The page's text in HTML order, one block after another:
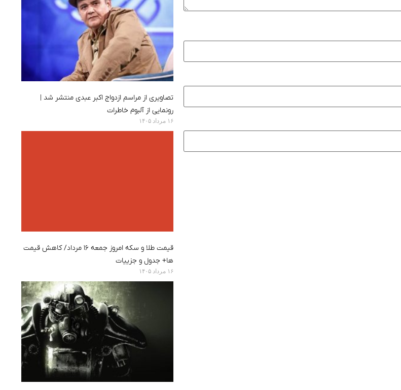
تصاویری از مراسم ازدواج اکبر عبدی منتشر شد |
رونمایی از آلبوم خاطرات
۱۶ مرداد ۱۴۰۵
قیمت طلا و سکه امروز جمعه ۱۶ مرداد/ کاهش قیمت
ها+ جدول و جزییات
۱۶ مرداد ۱۴۰۵